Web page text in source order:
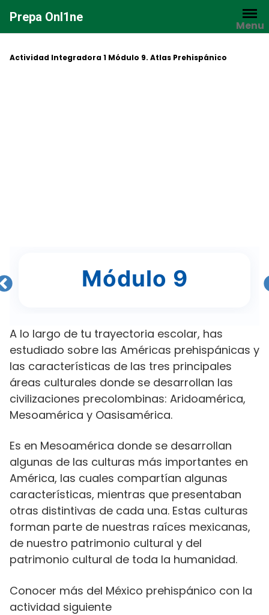
contenido
Prepa Onl1ne
Menu
Actividad Integradora 1 Módulo 9. Atlas Prehispánico
Módulo 9
A lo largo de tu trayectoria escolar, has
estudiado sobre las Américas prehispánicas y
las características de las tres principales
áreas culturales donde se desarrollan las
civilizaciones precolombinas: Aridoamérica,
Mesoamérica y Oasisamérica.
Es en Mesoamérica donde se desarrollan
algunas de las culturas más importantes en
América, las cuales compartían algunas
características, mientras que presentaban
otras distintivas de cada una. Estas culturas
forman parte de nuestras raíces mexicanas,
de nuestro patrimonio cultural y del
patrimonio cultural de toda la humanidad.
Conocer más del México prehispánico con la
actividad siguiente